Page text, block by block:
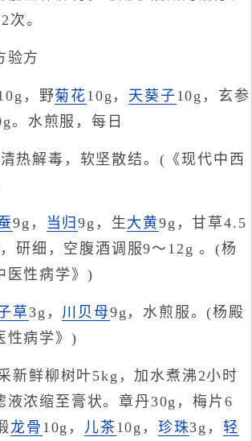
次。
方
，野菊花10g， 天葵子10g，玄参
。水煎服，每日
解毒，软坚散结。(《现代中西
9g， 当归9g，生大黄9g，甘草4.5
研细，空腹酒调服9～12g 。(杨
医性病学》)
草3g， 川贝母9g，水煎服。(杨殿
性病学》)
鲜柳树叶5kg，加水煮沸2小时
液浓缩至膏状。章丹30g，梅片6
龙骨 10g， 儿茶10g， 珍珠3g， 轻